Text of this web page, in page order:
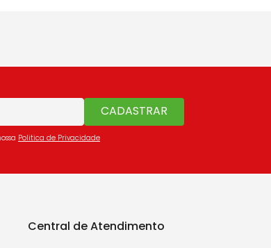
CADASTRAR
Politica de Privacidade
Central de Atendimento